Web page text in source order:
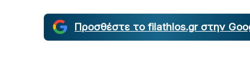
Προσθέστε το filathlos.gr στην